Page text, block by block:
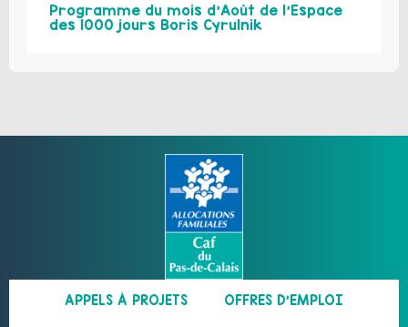
Programme du mois d’Août de l’Espace
des 1000 jours Boris Cyrulnik
APPELS À PROJETS OFFRES D’EMPLOI